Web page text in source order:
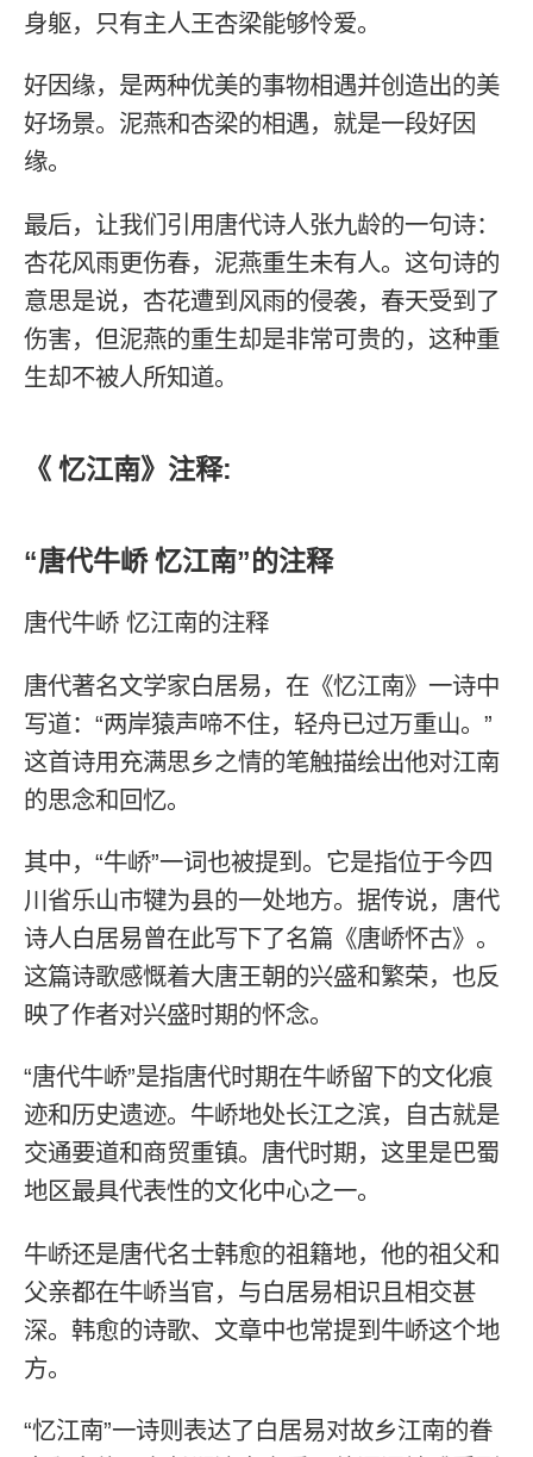
身躯，只有主人王杏梁能够怜爱。
好因缘，是两种优美的事物相遇并创造出的美
好场景。泥燕和杏梁的相遇，就是一段好因
缘。
最后，让我们引用唐代诗人张九龄的一句诗：
杏花风雨更伤春，泥燕重生未有人。这句诗的
意思是说，杏花遭到风雨的侵袭，春天受到了
伤害，但泥燕的重生却是非常可贵的，这种重
生却不被人所知道。
《 忆江南》注释:
“唐代牛峤 忆江南”的注释
唐代牛峤 忆江南的注释
唐代著名文学家白居易，在《忆江南》一诗中
写道：“两岸猿声啼不住，轻舟已过万重山。”
这首诗用充满思乡之情的笔触描绘出他对江南
的思念和回忆。
其中，“牛峤”一词也被提到。它是指位于今四
川省乐山市犍为县的一处地方。据传说，唐代
诗人白居易曾在此写下了名篇《唐峤怀古》。
这篇诗歌感慨着大唐王朝的兴盛和繁荣，也反
映了作者对兴盛时期的怀念。
“唐代牛峤”是指唐代时期在牛峤留下的文化痕
迹和历史遗迹。牛峤地处长江之滨，自古就是
交通要道和商贸重镇。唐代时期，这里是巴蜀
地区最具代表性的文化中心之一。
牛峤还是唐代名士韩愈的祖籍地，他的祖父和
父亲都在牛峤当官，与白居易相识且相交甚
深。韩愈的诗歌、文章中也常提到牛峤这个地
方。
“忆江南”一诗则表达了白居易对故乡江南的眷